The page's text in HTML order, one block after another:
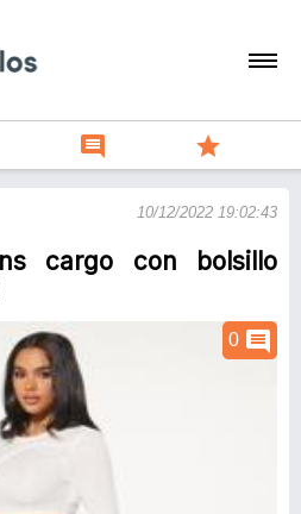
comment star
10/12/2022 19:02:43
cargo con bolsillo
0 comment